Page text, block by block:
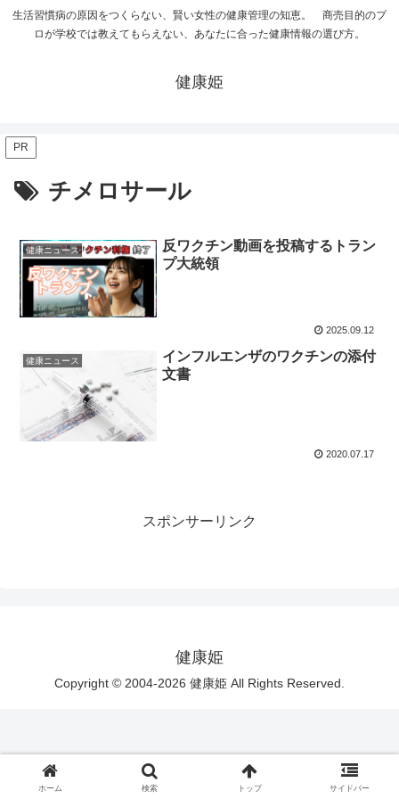
生活習慣病の原因をつくらない、賢い女性の健康管理の知恵。 商売目的のプ
ロが学校では教えてもらえない、あなたに合った健康情報の選び方。
健康姫
PR
チメロサール
健康ニュース
反ワクチン動画を投稿するトラン
プ大統領
2025.09.12
健康ニュース
インフルエンザのワクチンの添付
文書
2020.07.17
スポンサーリンク
健康姫
Copyright © 2004-2026 健康姫 All Rights Reserved.
ホーム 検索 トップ サイドバー